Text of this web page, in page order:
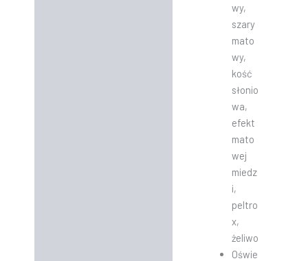
wy,
szary
mato
wy,
kość
słonio
wa,
efekt
mato
wej
miedz
i,
peltro
x,
żeliwo
Oświe